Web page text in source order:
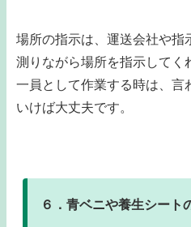
場所の指示は、運送会社や指
測りながら場所を指示してく
一員として作業する時は、言
いけば大丈夫です。
６．青ベニや養生シート